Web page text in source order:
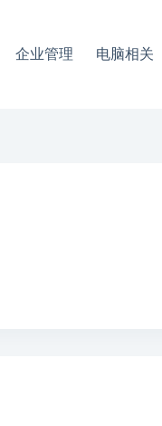
企业管理 电脑相关